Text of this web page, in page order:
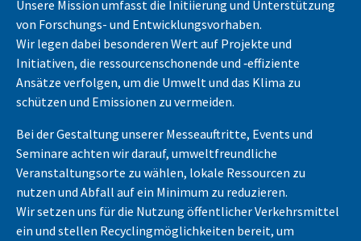
Unsere Mission umfasst die Initiierung und Unterstützung
von Forschungs- und Entwicklungsvorhaben.
Wir legen dabei besonderen Wert auf Projekte und
Initiativen, die ressourcenschonende und ‑effiziente
Ansätze verfolgen, um die Umwelt und das Klima zu
schützen und Emissionen zu vermeiden.
Bei der Gestaltung unserer Messeauftritte, Events und
Seminare achten wir darauf, umweltfreundliche
Veranstaltungsorte zu wählen, lokale Ressourcen zu
nutzen und Abfall auf ein Minimum zu reduzieren.
Wir setzen uns für die Nutzung öffentlicher Verkehrsmittel
ein und stellen Recyclingmöglichkeiten bereit, um